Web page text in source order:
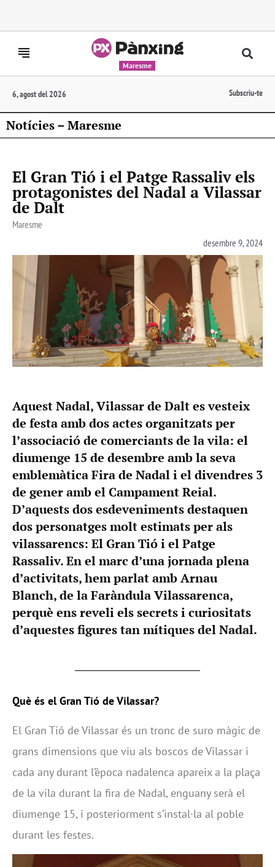
Maresme
6, agost del 2026 Subscriu-te
Notícies – Maresme
El Gran Tió i el Patge Rassaliv els
protagonistes del Nadal a Vilassar
de Dalt
Maresme
desembre 9, 2024
Aquest Nadal, Vilassar de Dalt es vesteix
de festa amb dos actes organitzats per
l’associació de comerciants de la vila: el
diumenge 15 de desembre amb la seva
emblemàtica Fira de Nadal i el divendres 3
de gener amb el Campament Reial.
D’aquests dos esdeveniments destaquen
dos personatges molt estimats per als
vilassarencs: El Gran Tió i el Patge
Rassaliv. En el marc d’una jornada plena
d’activitats, hem parlat amb Arnau
Blanch, de la Faràndula Vilassarenca,
perquè ens reveli els secrets i curiositats
d’aquestes figures tan mítiques del Nadal.
Què és el Gran Tió de Vilassar?
El Gran Tió de Vilassar és un tronc de suro màgic de
grans dimensions que viu als boscos de Vilassar i
cada any durant l’època nadalenca apareix a la plaça
de la vila durant la fira de Nadal, enguany serà el
diumenge 15, i posteriorment s’instal·la al poble
durant les festes.